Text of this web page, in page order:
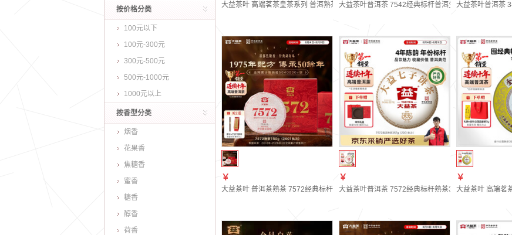
按价格分类
100元以下
100元-300元
300元-500元
500元-1000元
1000元以上
按香型分类
烟香
花果香
焦糖香
蜜香
糖香
醇香
荷香
大益茶叶 高端茗茶皇茶系列 普洱熟茶 茶叶自饮 金针白莲 金针白莲品鉴装7g（批次随机）
大益茶叶普洱茶 7542经典标杆普洱生茶 自饮 口粮性
大益茶叶普洱茶
￥
大益茶叶 普洱茶熟茶 7572经典标杆茶 茶叶自饮 口粮熟茶 单饼装150g（2601批次）
￥
大益茶叶普洱茶 7572经典标杆熟茶357g 普洱口粮茶
￥
大益茶叶 高端茗